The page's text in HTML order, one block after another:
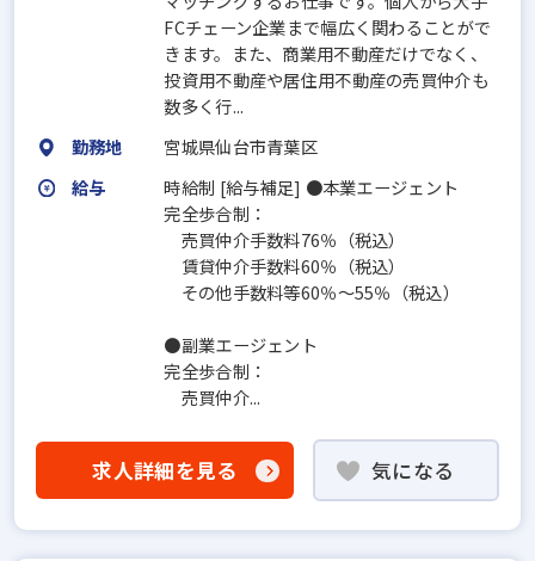
FCチェーン企業まで幅広く関わることがで
きます。また、商業用不動産だけでなく、
投資用不動産や居住用不動産の売買仲介も
数多く行...
勤務地
宮城県仙台市青葉区
給与
時給制 [給与補足] ●本業エージェント
完全歩合制：
売買仲介手数料76％（税込）
賃貸仲介手数料60％（税込）
その他手数料等60％～55％（税込）
●副業エージェント
完全歩合制：
売買仲介...
求人詳細を見る 気になる